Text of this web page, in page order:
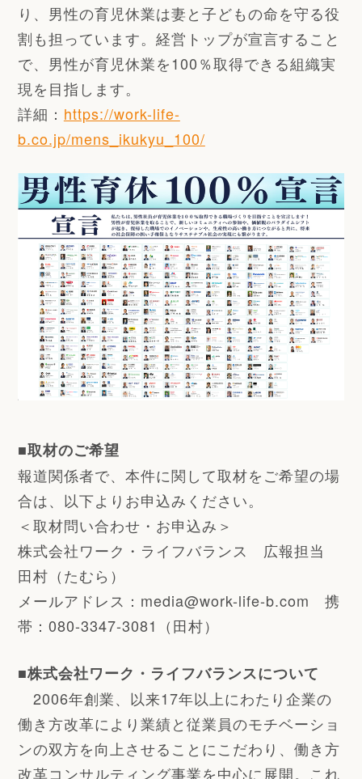
り、男性の育児休業は妻と子どもの命を守る役
割も担っています。経営トップが宣言すること
で、男性が育児休業を100％取得できる組織実
現を目指します。
詳細： https://work-life-
b.co.jp/mens_ikukyu_100/
■取材のご希望
報道関係者で、本件に関して取材をご希望の場
合は、以下よりお申込みください。
＜取材問い合わせ・お申込み＞
株式会社ワーク・ライフバランス 広報担当
田村（たむら）
メールアドレス：media@work-life-b.com 携
帯：080-3347-3081（田村）
■株式会社ワーク・ライフバランスについて
2006年創業、以来17年以上にわたり企業の
働き方改革により業績と従業員のモチベーショ
ンの双方を向上させることにこだわり、働き方
改革コンサルティング事業を中心に展開。これ